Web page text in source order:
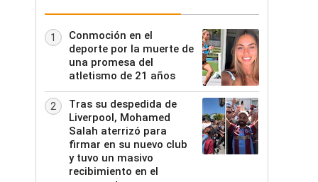
1
Conmoción en el
deporte por la muerte de
una promesa del
atletismo de 21 años
2
Tras su despedida de
Liverpool, Mohamed
Salah aterrizó para
firmar en su nuevo club
y tuvo un masivo
recibimiento en el